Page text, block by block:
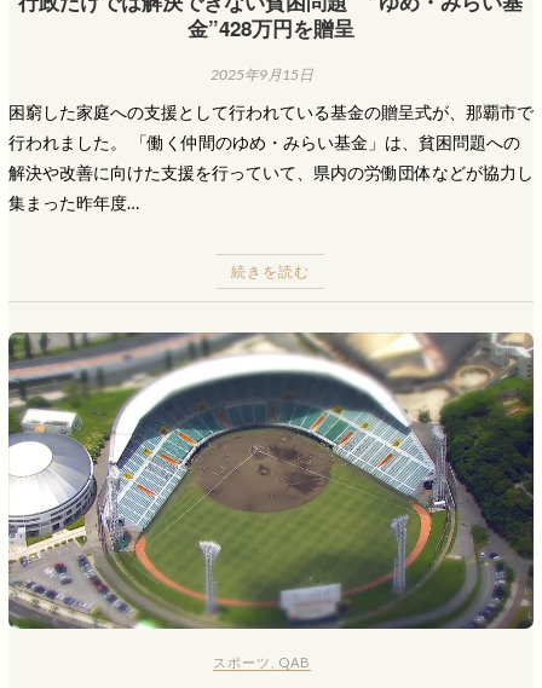
金”428万円を贈呈
2025年9月15日
困窮した家庭への支援として行われている基金の贈呈式が、那覇市で
行われました。 「働く仲間のゆめ・みらい基金」は、貧困問題への
解決や改善に向けた支援を行っていて、県内の労働団体などが協力し
集まった昨年度…
続きを読む
スポーツ QAB